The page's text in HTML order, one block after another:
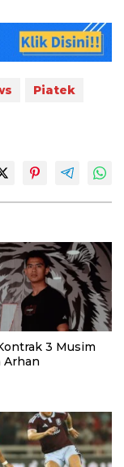
Piatek
3 Musim
Arhan